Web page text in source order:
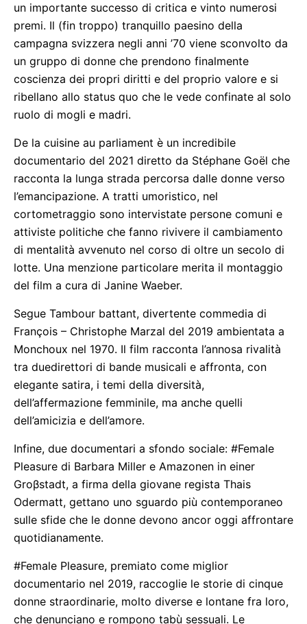
un importante successo di critica e vinto numerosi
premi. Il (fin troppo) tranquillo paesino della
campagna svizzera negli anni ’70 viene sconvolto da
un gruppo di donne che prendono finalmente
coscienza dei propri diritti e del proprio valore e si
ribellano allo status quo che le vede confinate al solo
ruolo di mogli e madri.
De la cuisine au parliament è un incredibile
documentario del 2021 diretto da Stéphane Goël che
racconta la lunga strada percorsa dalle donne verso
l’emancipazione. A tratti umoristico, nel
cortometraggio sono intervistate persone comuni e
attiviste politiche che fanno rivivere il cambiamento
di mentalità avvenuto nel corso di oltre un secolo di
lotte. Una menzione particolare merita il montaggio
del film a cura di Janine Waeber.
Segue Tambour battant, divertente commedia di
François – Christophe Marzal del 2019 ambientata a
Monchoux nel 1970. Il film racconta l’annosa rivalità
tra duedirettori di bande musicali e affronta, con
elegante satira, i temi della diversità,
dell’affermazione femminile, ma anche quelli
dell’amicizia e dell’amore.
Infine, due documentari a sfondo sociale: #Female
Pleasure di Barbara Miller e Amazonen in einer
Groβstadt, a firma della giovane regista Thais
Odermatt, gettano uno sguardo più contemporaneo
sulle sfide che le donne devono ancor oggi affrontare
quotidianamente.
#Female Pleasure, premiato come miglior
documentario nel 2019, raccoglie le storie di cinque
donne straordinarie, molto diverse e lontane fra loro,
che denunciano e rompono tabù sessuali. Le